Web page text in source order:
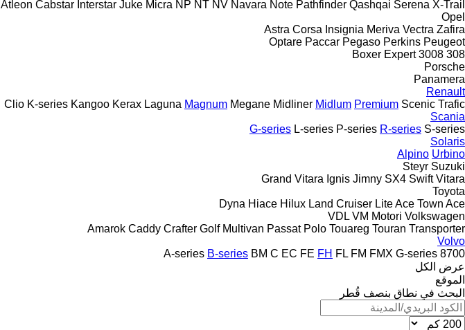
Atleon Cabstar Interstar Juke Micra NP NT NV Navara Note Pathfinder Qashqai Serena X-Trail
Opel
Astra Corsa Insignia Meriva Vectra Zafira
Optare Paccar Pegaso Perkins Peugeot
308
3008
Boxer Expert
Porsche
Panamera
Renault
Clio K-series Kangoo Kerax Laguna Magnum Megane Midliner Midlum Premium Scenic Trafic
Scania
G-series L-series P-series R-series S-series
Solaris
Alpino Urbino
Steyr Suzuki
Grand Vitara Ignis Jimny SX4 Swift Vitara
Toyota
Dyna Hiace Hilux Land Cruiser Lite Ace Town Ace
VDL VM Motori Volkswagen
Amarok Caddy Crafter Golf Multivan Passat Polo Touareg Touran Transporter
Volvo
8700
A-series B-series BM C EC FE FH FL FM FMX G-series
عرض الكل
الموقع
البحث في نطاق بنصف قُطر